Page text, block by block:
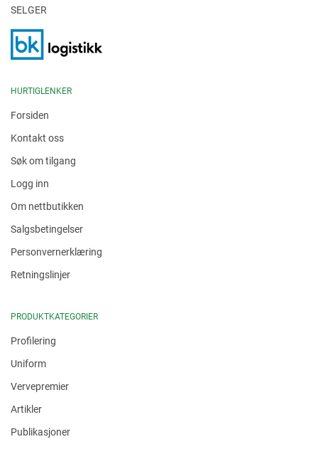
SELGER
HURTIGLENKER
Forsiden
Kontakt oss
Søk om tilgang
Logg inn
Om nettbutikken
Salgsbetingelser
Personvernerklæring
Retningslinjer
PRODUKTKATEGORIER
Profilering
Uniform
Vervepremier
Artikler
Publikasjoner